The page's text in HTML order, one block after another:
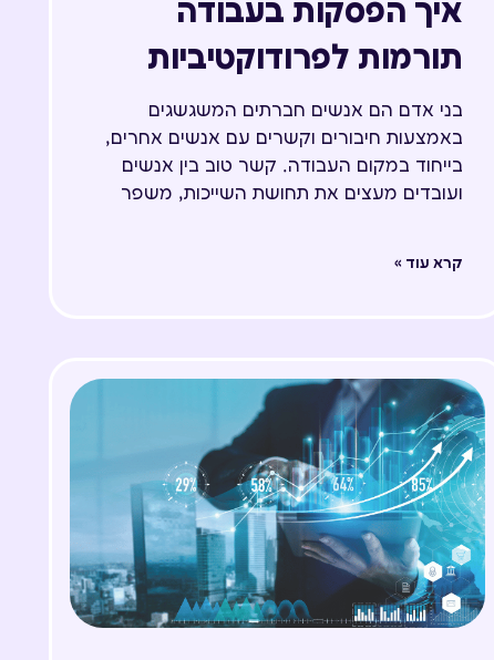
איך הפסקות בעבודה
תורמות לפרודוקטיביות
בני אדם הם אנשים חברתים המשגשגים
באמצעות חיבורים וקשרים עם אנשים אחרים,
בייחוד במקום העבודה. קשר טוב בין אנשים
ועובדים מעצים את תחושת השייכות, משפר
קרא עוד »